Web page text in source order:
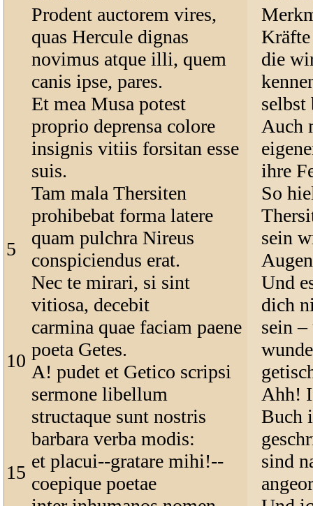
5
10
15
Prodent auctorem vires,
quas Hercule dignas
novimus atque illi, quem
canis ipse, pares.
Et mea Musa potest
proprio deprensa colore
insignis vitiis forsitan esse
suis.
Tam mala Thersiten
prohibebat forma latere
quam pulchra Nireus
conspiciendus erat.
Nec te mirari, si sint
vitiosa, decebit
carmina quae faciam paene
poeta Getes.
A! pudet et Getico scripsi
sermone libellum
structaque sunt nostris
barbara verba modis:
et placui--gratare mihi!--
coepique poetae
die
selbst
Auch
ihre
So
sein
Und
dich
sein –
Ahh!
Buch
sind